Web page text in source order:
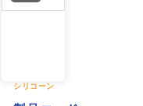
シリコーン